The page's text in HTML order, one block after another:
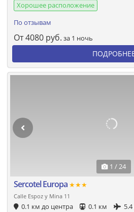
Хорошее расположение
По отзывам
От4080 руб. за 1 ночь
1 / 24
Sercotel Europa ★★★
Calle Espoz y Mina 11
0.1 км до центра 0.1 км